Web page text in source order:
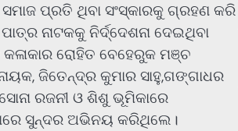
ପ୍ରତି ଥିବା ସଂସ୍କାରକୁ ଗ୍ରହଣ କରି
ନାଟକକୁ ନିର୍ଦ୍ଦେଶନା ଦେଇଥିବା
ରୋହିତ ବେହେରୁକ ମଞ୍ଚ
ଜିତେନ୍ଦ୍ର କୁମାର ସାହୁ,ଗଙ୍ଗାଧର
ରଜନୀ ଓ ଶିଶୁ ଭୂମିକାରେ
ସୁନ୍ଦର ଅଭିନୟ କରିଥିଲେ।